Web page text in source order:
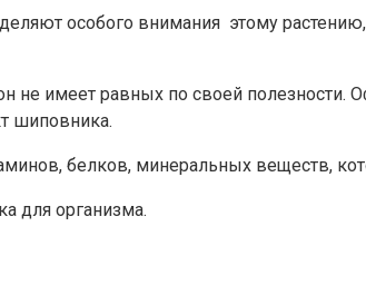
особого внимания этому
не имеет равных по своей
шиповника.
белков, минеральных веществ,
для организма.